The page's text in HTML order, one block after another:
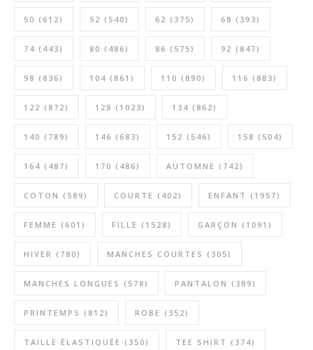
50 (612) 52 (540) 62 (375) 68 (393)
74 (443) 80 (486) 86 (575) 92 (847)
98 (836) 104 (861) 110 (890) 116 (883)
122 (872) 128 (1023) 134 (862)
140 (789) 146 (683) 152 (546) 158 (504)
164 (487) 170 (486) AUTOMNE (742)
COTON (589) COURTE (402) ENFANT (1957)
FEMME (601) FILLE (1528) GARÇON (1091)
HIVER (780) MANCHES COURTES (305)
MANCHES LONGUES (578) PANTALON (389)
PRINTEMPS (812) ROBE (352)
TAILLE ÉLASTIQUÉE (350) TEE SHIRT (374)